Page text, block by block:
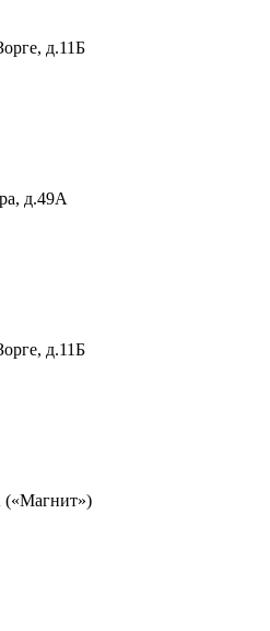
д.11Б
д.49А
д.11Б
(«Магнит»)